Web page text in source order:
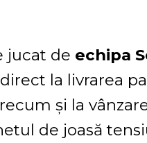
jucat de echipa
la livrarea
și la
de joasă